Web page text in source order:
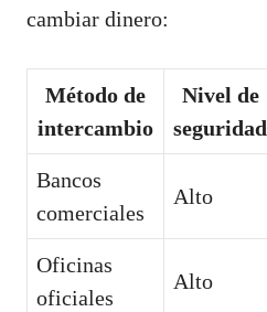
cambiar dinero:
Método de
intercambio
Nivel de
seguridad
Bancos
comerciales
Alto
Oficinas
oficiales
Alto